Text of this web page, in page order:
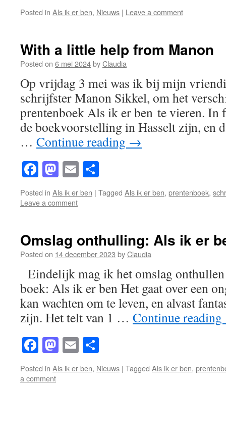
Posted in Als ik er ben, Nieuws | Leave a comment
With a little help from Manon
Posted on 6 mei 2024byClaudia
Op vrijdag 3 mei was ik bij mijn
schrijfster Manon Sikkel, om het
prentenboek Als ik er ben te vieren. In
de boekvoorstelling in Hasselt zijn, en
… Continue reading →
Facebook
Mastodon
Email
Posted in Als ik er ben | Tagged Als ik er ben, prentenboek,
Leave a comment
Omslag onthulling: Als ik er
Posted on 14 december 2023 byClaudia
Eindelijk mag ik het omslag
boek: Als ik er ben Het gaat over een
kan wachten om te leven, en alvast
zijn. Het telt van 1 … Continue reading
Facebook
Mastodon
Email
Posted in Als ik er ben, Nieuws | Tagged Als ik er ben,
a comment